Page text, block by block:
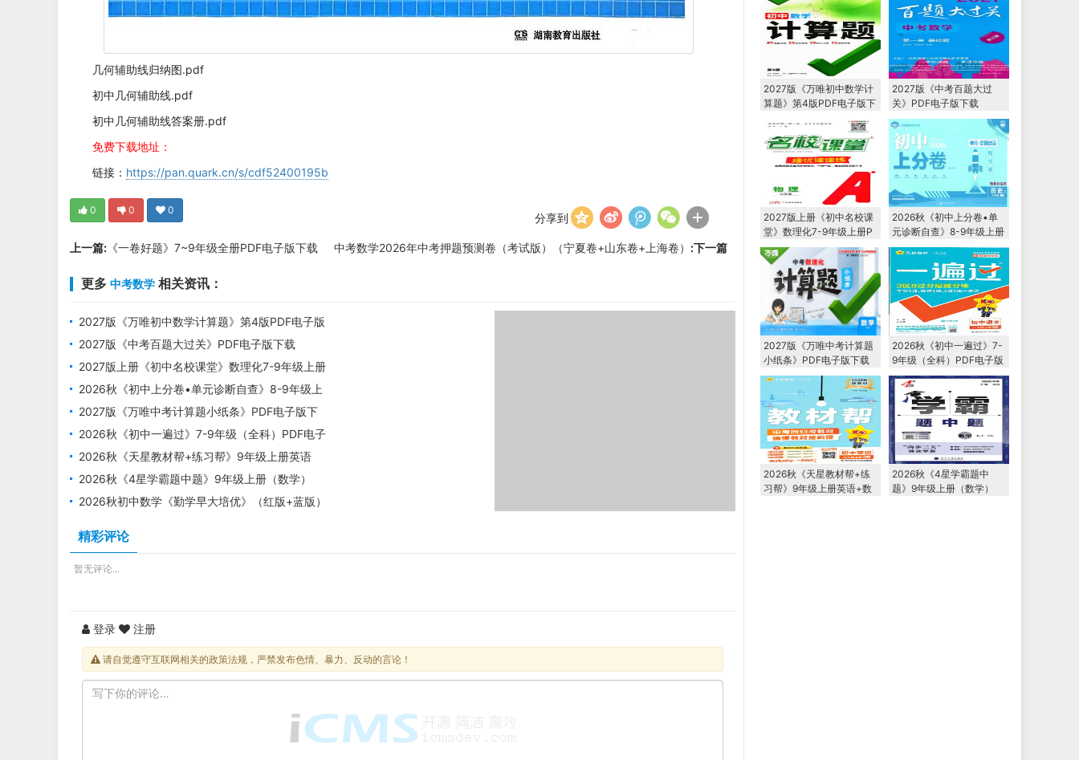
几何辅助线归纳图.pdf
初中几何辅助线.pdf
初中几何辅助线答案册.pdf
免费下载地址：
链接： https://pan.quark.cn/s/cdf52400195b
分享到
0 0 0
上一篇: 《一卷好题》7~9年级全册PDF电子版下载 中考数学2026年中考押题预测卷（考试版）（宁夏卷+山东卷+上海卷） :下一篇
更多 中考数学 相关资讯：
2027版《万唯初中数学计算题》第4版PDF电子版
下载
2027版《中考百题大过关》PDF电子版下载
2027版上册《初中名校课堂》数理化7-9年级上册
PDF电子版下载
2026秋《初中上分卷•单元诊断自查》8-9年级上
册PDF电子版下载
2027版《万唯中考计算题小纸条》PDF电子版下
载
2026秋《初中一遍过》7-9年级（全科）PDF电子
版下载 2027版
2026秋《天星教材帮+练习帮》9年级上册英语
+数学+物理+化学
2026秋《4星学霸题中题》9年级上册（数学）
（苏科版）PDF电子版下载
2026秋初中数学《勤学早大培优》（红版+蓝版）
精彩评论
暂无评论...
登录 注册
请自觉遵守互联网相关的政策法规，严禁发布色情、暴力、反动的言论！
2027版《万唯初中数学计
算题》第4版PDF电子版下
2027版《中考百题大过
关》PDF电子版下载
2027版上册《初中名校课
堂》数理化7-9年级上册P
DF电子版下载
2026秋《初中上分卷•单
元诊断自查》8-9年级上册
PDF电子版下载
2027版《万唯中考计算题
小纸条》PDF电子版下载
2026秋《初中一遍过》7-
9年级（全科）PDF电子版
下载 2027版
2026秋《天星教材帮+练
习帮》9年级上册英语+数
2026秋《4星学霸题中
题》9年级上册（数学）